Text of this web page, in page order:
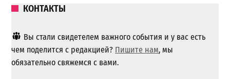
КОНТАКТЫ
Вы стали свидетелем важного события и у вас есть
чем поделится с редакцией? Пишите нам, мы
обязательно свяжемся с вами.